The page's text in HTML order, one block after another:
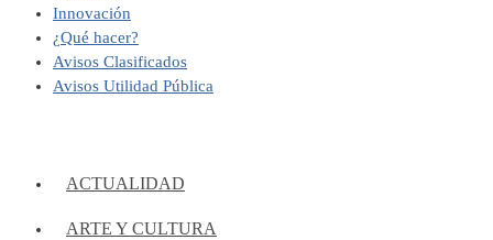
Innovación
¿Qué hacer?
Avisos Clasificados
Avisos Utilidad Pública
ACTUALIDAD
ARTE Y CULTURA